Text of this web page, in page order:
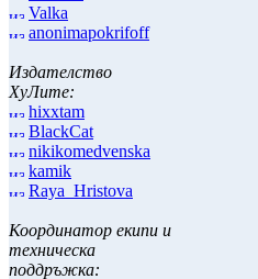
Valka
anonimapokrifoff
Издателство
ХуЛите:
hixxtam
BlackCat
nikikomedvenska
kamik
Raya_Hristova
Координатор екипи и
техническа
поддръжка: